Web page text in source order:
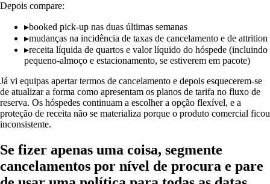
Depois compare:
▸booked pick-up nas duas últimas semanas
▸mudanças na incidência de taxas de cancelamento e de attrition
▸receita líquida de quartos e valor líquido do hóspede (incluindo
pequeno-almoço e estacionamento, se estiverem em pacote)
Já vi equipas apertar termos de cancelamento e depois esquecerem-se
de atualizar a forma como apresentam os planos de tarifa no fluxo de
reserva. Os hóspedes continuam a escolher a opção flexível, e a
proteção de receita não se materializa porque o produto comercial ficou
inconsistente.
Se fizer apenas uma coisa, segmente
cancelamentos por nível de procura e pare